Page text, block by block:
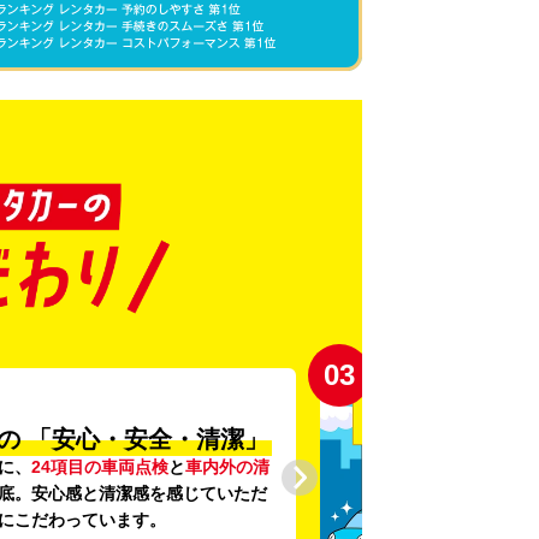
「安心・安全・清潔」
、 24項目の車両点検と車内外の清
。安心感と清潔感を感じていただ
こだわっています。
03